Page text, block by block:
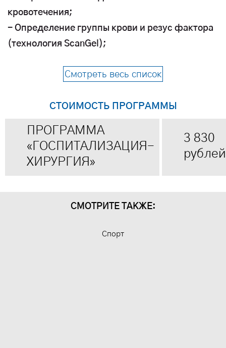
кровотечения;
- Определение группы крови и резус фактора
(технология ScanGel);
- Общий холестерин;
- Аспартатаминотрансфераза;
Смотреть весь список
СТОИМОСТЬ ПРОГРАММЫ
ПРОГРАММА
«ГОСПИТАЛИЗАЦИЯ-
ХИРУРГИЯ»
3 830
рублей
СМОТРИТЕ ТАКЖЕ:
Спорт